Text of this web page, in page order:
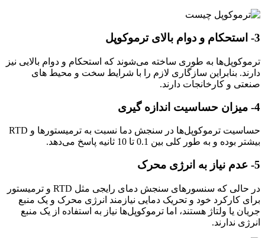
3- استحکام و دوام بالای ترموکوپل
ترموکوپل‌ها به طوری ساخته می‌شوند که استحکام و دوام بالایی نیز
دارند. بنابراین سازگاری لازم را با شرایط سخت و محیط های
صنعتی و کارخانجات دارند.
4- میزان حساسیت اندازه گیری
حساسیت ترموکوپل‌ها در سنجش دما نسبت به ترمیستورها و RTD
بیشتر بوده و به طور کلی بین 0.1 تا 10 ثانیه پاسخ می‌دهد.
5- عدم نیاز به انرژی محرک
در حالی که سنسورهای سنجش دمای رایجی مثل RTD و ترمیستور
برای کارکرد خود و تحریک دمایی نیازمند انرژی محرک و یک منبع
جریان یا ولتاژ هستند، اما ترموکوپل‌ها نیاز به استفاده از یک منبع
انرژی ندارند.